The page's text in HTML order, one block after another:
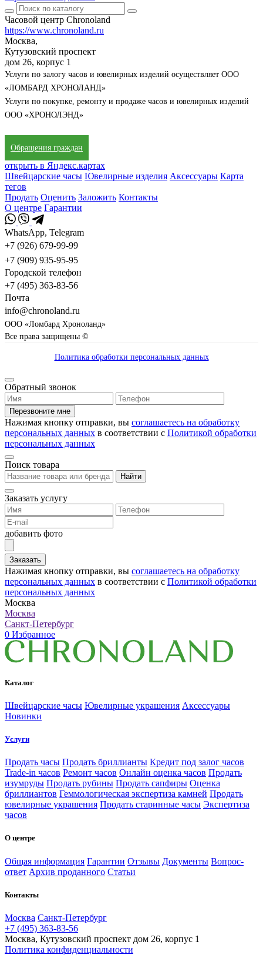
Часовой центр Chronoland
https://www.chronoland.ru
Москва,
Кутузовский проспект
дом 26, корпус 1
Услуги по залогу часов и ювелирных изделий осуществляет ООО
«ЛОМБАРД ХРОНОЛАНД»
Услуги по покупке, ремонту и продаже часов и ювелирных изделий
ООО «ХРОНОЛЭНД»
Обращения граждан
открыть в Яндекс.картах
Швейцарские часы Ювелирные изделия Аксессуары Карта
тегов
Продать Оценить Заложить Контакты
О центре Гарантии
WhatsApp, Telegram
+7 (926) 679-99-99
+7 (909) 935-95-95
Городской телефон
+7 (495) 363-83-56
Почта
info@chronoland.ru
ООО «Ломбард Хроноланд»
Все права защищены ©
Политика обработки персональных данных
Обратный звонок
Перезвоните мне
Нажимая кнопку отправки, вы соглашаетесь на обработку
персональных данных в соответствии с Политикой обработки
персональных данных
Поиск товара
Найти
Заказать услугу
добавить фото
Заказать
Нажимая кнопку отправки, вы соглашаетесь на обработку
персональных данных в соответствии с Политикой обработки
персональных данных
Москва
Москва
Санкт-Петербург
0 Избранное
Каталог
Швейцарские часы Ювелирные украшения Аксессуары
Новинки
Услуги
Продать часы Продать бриллианты Кредит под залог часов
Trade-in часов Ремонт часов Онлайн оценка часов Продать
изумруды Продать рубины Продать сапфиры Оценка
бриллиантов Геммологическая экспертиза камней Продать
ювелирные украшения Продать старинные часы Экспертиза
часов
О центре
Общая информация Гарантии Отзывы Документы Вопрос-
ответ Архив проданного Статьи
Контакты
Москва Санкт-Петербург
+7 (495) 363-83-56
Москва, Кутузовский проспект дом 26, корпус 1
Политика конфиденциальности